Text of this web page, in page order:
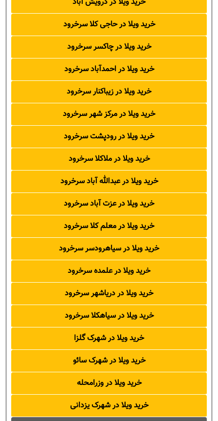
خرید ویلا در حاجی کلا سرخرود
خرید ویلا در چاکسر سرخرود
خرید ویلا در احمدآباد سرخرود
خرید ویلا در زیباکنار سرخرود
خرید ویلا در مرکز شهر سرخرود
خرید ویلا در رودپشت سرخرود
خرید ویلا در ملاکلا سرخرود
خرید ویلا در عبدالله آباد سرخرود
خرید ویلا در عزت آباد سرخرود
خرید ویلا در معلم کلا سرخرود
خرید ویلا در سیاهرودسر سرخرود
خرید ویلا در علمده سرخرود
خرید ویلا در دریاشهر سرخرود
خرید ویلا در سیاهکلا سرخرود
خرید ویلا در شهرک گلزا
خرید ویلا در شهرک سائو
خرید ویلا در وزرامحله
خرید ویلا در شهرک یزدانی